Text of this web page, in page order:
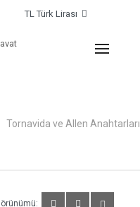
Tornavida ve Allen Anahtarları